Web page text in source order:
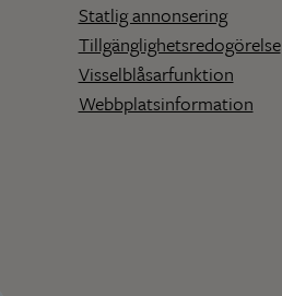
Statlig annonsering
Tillgänglighetsredogörelse
Visselblåsarfunktion
Webbplatsinformation